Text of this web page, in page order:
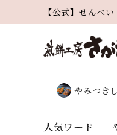
【公式】せんべ
やみつき
人気ワード